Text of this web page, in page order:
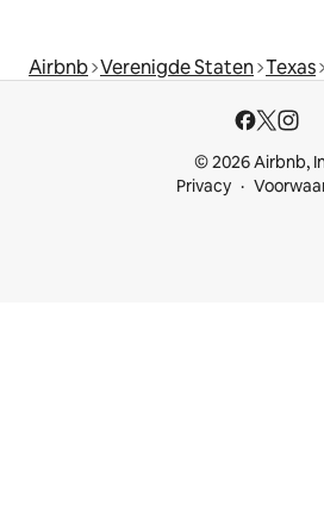
Airbnb Verenigde Staten Texas
© 2026 Airbnb,
Privacy